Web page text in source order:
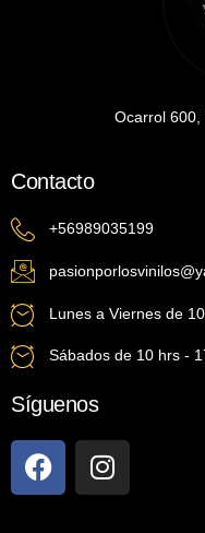
Ocarrol 600,
Contacto
+56989035199
Lunes a Viernes de
Sábados de 10 hrs -
Síguenos